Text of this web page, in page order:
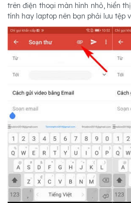
trên điện thoại màn hình nhỏ, hiển
tính hay laptop nên bạn phải lưu tệp